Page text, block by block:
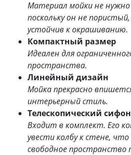
Материал мойки не
поскольку он не
устойчив к окрашиванию.
Компактный размер
Идеален для
пространства.
Линейный дизайн
Мойка прекрасно
интерьерный стиль.
Телескопический сифон
Входит в комплект. Его
увести колбу к стене,
свободное пространство